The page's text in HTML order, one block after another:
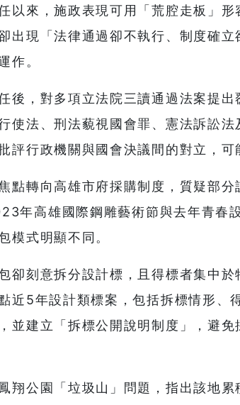
以來，施政表現可用「荒腔走板」形
出現「法律通過卻不執行、制度確立
作。
後，對多項立法院三讀通過法案提出
使法、刑法藐視國會罪、憲法訴訟法
評行政機關與國會決議間的對立，可
點轉向高雄市府採購制度，質疑部分
年高雄國際鋼雕藝術節與去年青春
模式明顯不同。
卻刻意拆分設計標，且得標者集中於
近5年設計類標案，包括拆標情形、
並建立「拆標公開說明制度」，避免
翔公園「垃圾山」問題，指出該地